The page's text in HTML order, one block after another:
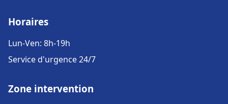
Horaires
Lun-Ven: 8h-19h
Service d'urgence 24/7
Zone intervention